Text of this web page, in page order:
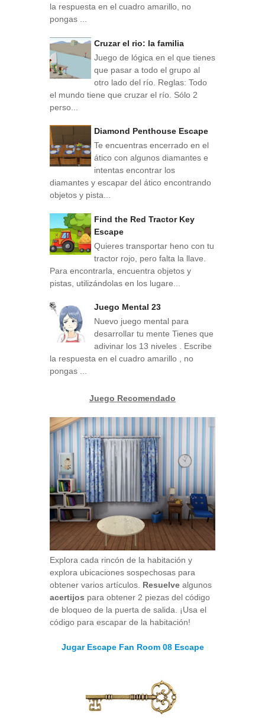
la respuesta en el cuadro amarillo, no
pongas ...
Cruzar el rio: la familia
Juego de lógica en el que tienes
que pasar a todo el grupo al
otro lado del río. Reglas: Todo
el mundo tiene que cruzar el río. Sólo 2
perso...
Diamond Penthouse Escape
Te encuentras encerrado en el
ático con algunos diamantes e
intentas encontrar los
diamantes y escapar del ático encontrando
objetos y pista...
Find the Red Tractor Key
Escape
Quieres transportar heno con tu
tractor rojo, pero falta la llave.
Para encontrarla, encuentra objetos y
pistas, utilizándolas en los lugare...
Juego Mental 23
Nuevo juego mental para
desarrollar tu mente Tienes que
adivinar los 13 niveles . Escribe
la respuesta en el cuadro amarillo , no
pongas ...
Juego Recomendado
Explora cada rincón de la habitación y
explora ubicaciones sospechosas para
obtener varios artículos. Resuelve algunos
acertijos para obtener 2 piezas del código
de bloqueo de la puerta de salida. ¡Usa el
código para escapar de la habitación!
Jugar Escape Fan Room 08 Escape